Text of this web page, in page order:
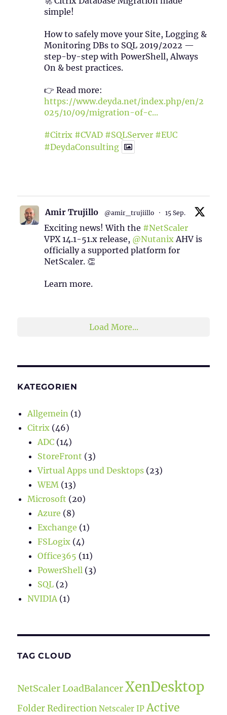
simple!
How to safely move your Site, Logging &
Monitoring DBs to SQL 2019/2022 —
step-by-step with PowerShell, Always
On & best practices.
👉 Read more:
https://www.deyda.net/index.php/en/2
025/10/09/migration-of-c...
#Citrix #CVAD #SQLServer #EUC
#DeydaConsulting
Amir Trujillo @amir_trujiillo · 15 Sep.
Exciting news! With the #NetScaler
VPX 14.1-51.x release, @Nutanix AHV is
officially a supported platform for
NetScaler. 👏
Learn more.
Load More...
KATEGORIEN
Allgemein (1)
Citrix (46)
ADC (14)
StoreFront (3)
Virtual Apps und Desktops (23)
WEM (13)
Microsoft (20)
Azure (8)
Exchange (1)
FSLogix (4)
Office365 (11)
PowerShell (3)
SQL (2)
NVIDIA (1)
TAG CLOUD
NetScaler LoadBalancerXenDesktop
Folder Redirection Netscaler IP Active